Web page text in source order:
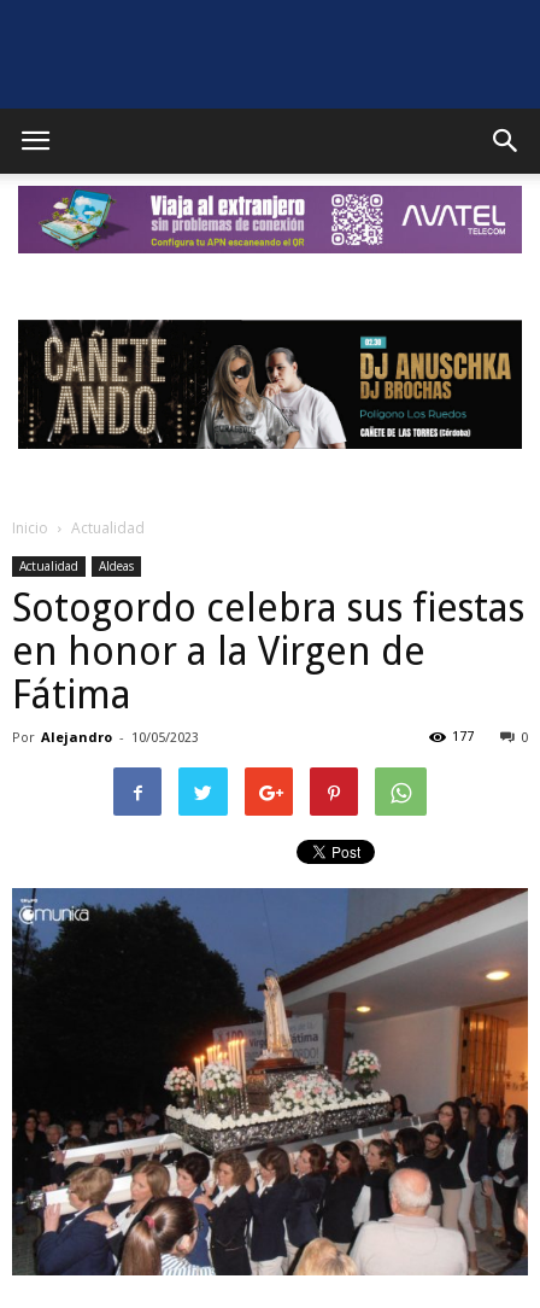
Puente
Genil
Noticias
Inicio Actualidad
Actualidad Aldeas
Sotogordo celebra sus fiestas
en honor a la Virgen de
Fátima
Por Alejandro - 10/05/2023 0
177